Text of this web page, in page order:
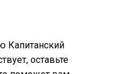
Капитанский
оставьте